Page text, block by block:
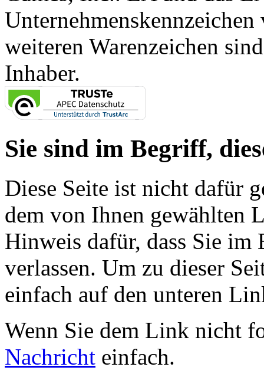
weiteren Warenzeichen
Inhaber.
Sie sind im Begriff,
Diese Seite ist nicht dafür
dem von Ihnen gewählten
Hinweis dafür, dass Sie im
verlassen. Um zu dieser
einfach auf den unteren
Wenn Sie dem Link nicht
Nachricht einfach.